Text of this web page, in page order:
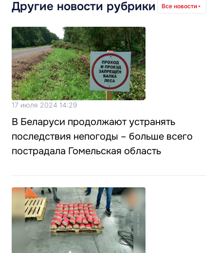
Другие новости рубрики Все новости
17 июля 2024 14:29
В Беларуси продолжают устранять
последствия непогоды – больше всего
пострадала Гомельская область